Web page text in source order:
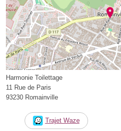
Harmonie Toilettage
11 Rue de Paris
93230 Romainville
Trajet Waze